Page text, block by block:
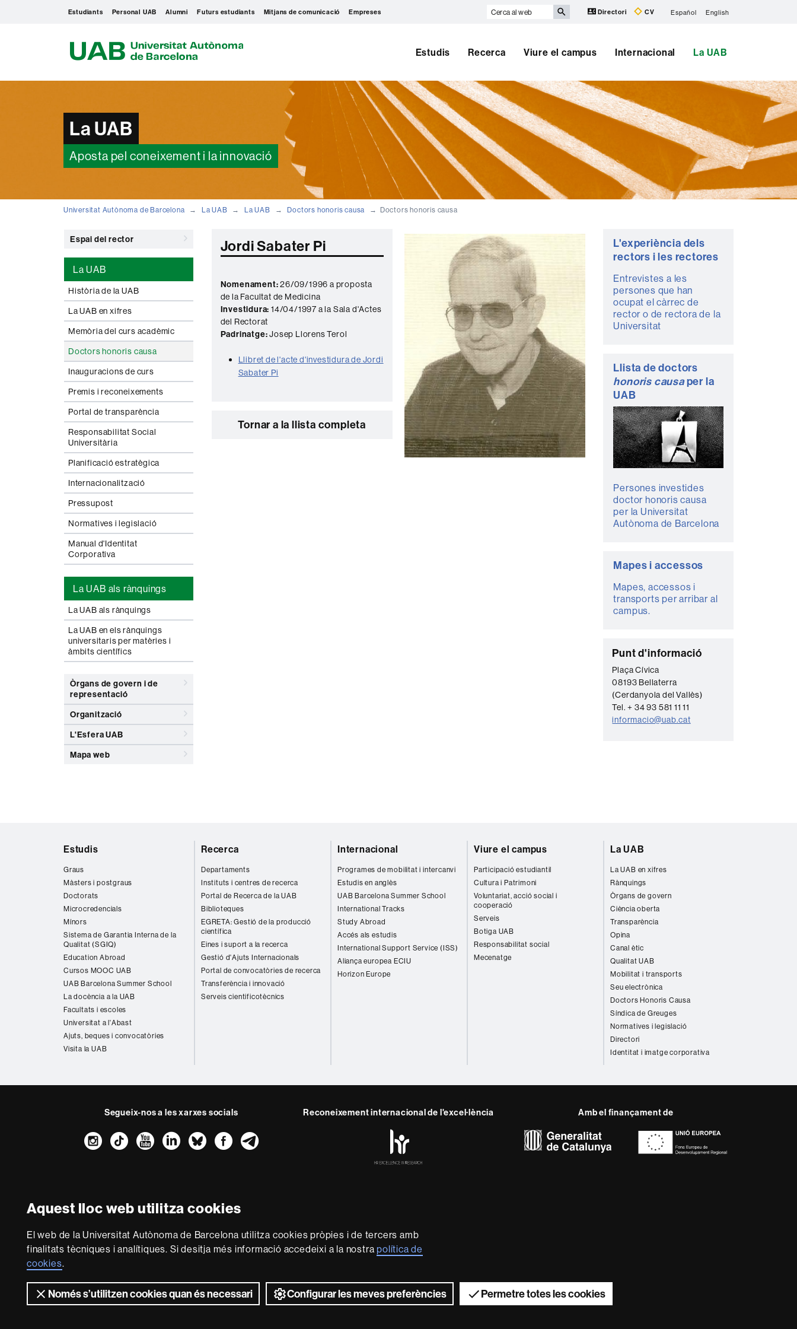
Aquest lloc web utilitza cookies
El web de la Universitat Autònoma de Barcelona utilitza cookies pròpies i de tercers amb
finalitats tècniques i analítiques. Si desitja més informació accedeixi a la nostrapolítica de
cookies.
Només s’utilitzen cookies quan és necessari Configurar les meves preferències Permetre totes les cookies
Estudiants Personal UAB Alumni Futurs estudiants Mitjans de comunicació Empreses
Cerca
Directori CV Español English
A
Estudis Recerca Viure el campus Internacional La UAB
La UAB
Aposta pel coneixement i la innovació
Universitat Autònoma de Barcelona La UAB La UAB Doctors honoris causa Doctors honoris causa
Espai del rector
La UAB
Història de la UAB
La UAB en xifres
Memòria del curs acadèmic
Doctors honoris causa
Inauguracions de curs
Premis i reconeixements
Portal de transparència
Responsabilitat Social
Universitària
Planificació estratègica
Internacionalització
Pressupost
Normatives i legislació
Manual d'Identitat
Corporativa
La UAB als rànquings
La UAB als rànquings
La UAB en els rànquings
universitaris per matèries i
àmbits científics
Òrgans de govern i de
representació
Organització
L'Esfera UAB
Mapa web
Jordi Sabater Pi
Nomenament:26/09/1996 a proposta
de la Facultat de Medicina
Investidura: 14/04/1997 a la Sala d'Actes
del Rectorat
Padrinatge:Josep Llorens Terol
Llibret de l'acte d'investidura de Jordi
Sabater Pi
Tornar a la llista completa
Informació
complementària
L'experiència dels
rectors i les rectores
Entrevistes a les
persones que han
ocupat el càrrec de
rector o de rectora de la
Universitat
Llista de doctors
honoris causaper la
UAB
Persones investides
doctor honoris causa
per la Universitat
Autònoma de Barcelona
Mapes i accessos
Mapes, accessos i
transports per arribar al
campus.
C
o
n
t
a
Punt d'informació
Plaça Cívica
08193 Bellaterra
(Cerdanyola del Vallès)
Tel. + 34 93 581 11 11
informacio@uab.cat
Estudis
Graus
Màsters i postgraus
Doctorats
Microcredencials
Mínors
Sistema de Garantia Interna de la
Qualitat (SGIQ)
Education Abroad
Cursos MOOC UAB
UAB Barcelona Summer School
La docència a la UAB
Facultats i escoles
Universitat a l'Abast
Ajuts, beques i convocatòries
Visita la UAB
Recerca
Departaments
Instituts i centres de recerca
Portal de Recerca de la UAB
Biblioteques
EGRETA: Gestió de la producció
científica
Eines i suport a la recerca
Gestió d'Ajuts Internacionals
Portal de convocatòries de recerca
Transferència i innovació
Serveis cientificotècnics
Internacional
Programes de mobilitat i intercanvi
Estudis en anglès
UAB Barcelona Summer School
International Tracks
Study Abroad
Accés als estudis
International Support Service (ISS)
Aliança europea ECIU
Horizon Europe
Viure el campus
Participació estudiantil
Cultura i Patrimoni
Voluntariat, acció social i
cooperació
Serveis
Botiga UAB
Responsabilitat social
Mecenatge
La UAB
La UAB en xifres
Rànquings
Òrgans de govern
Ciència oberta
Transparència
Opina
Canal ètic
Qualitat UAB
Mobilitat i transports
Seu electrònica
Doctors Honoris Causa
Síndica de Greuges
Normatives i legislació
Directori
Identitat i imatge corporativa
Segueix-nos a les xarxes socials
Instagram
TikTokYouTube
LinkedIn
BlueskyFacebook
Telegram
Reconeixement internacional de l'excel·lència Amb el finançament de
web
Avís legal
Som una universitat capdavantera que imparteix una docència de qualitat i excel·lència, diversificada,
multidisciplinària i flexible, ajustada a les necessitats de la societat i adaptada als nous models de l'Europa
del coneixement. La UAB és reconeguda internacionalment per la qualitat i el caràcter innovador de la seva
2026 Universitat Autònoma de Barcelona